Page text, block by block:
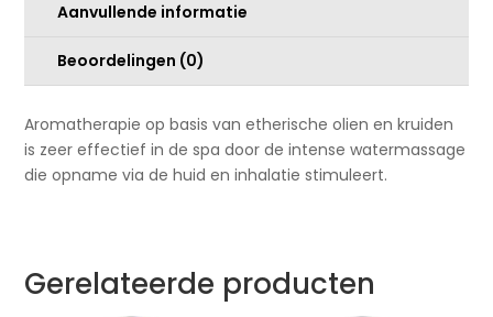
Aanvullende informatie
Beoordelingen (0)
Aromatherapie op basis van etherische olien en kruiden
is zeer effectief in de spa door de intense watermassage
die opname via de huid en inhalatie stimuleert.
Gerelateerde producten